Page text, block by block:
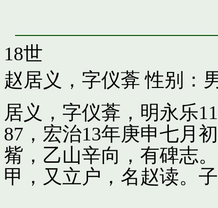
18世
赵居义，字仪葊 性别：
居义，字仪葊，明永乐
87，宏治13年庚申七月
觜，乙山辛向，有碑志
甲，又立户，名赵读。